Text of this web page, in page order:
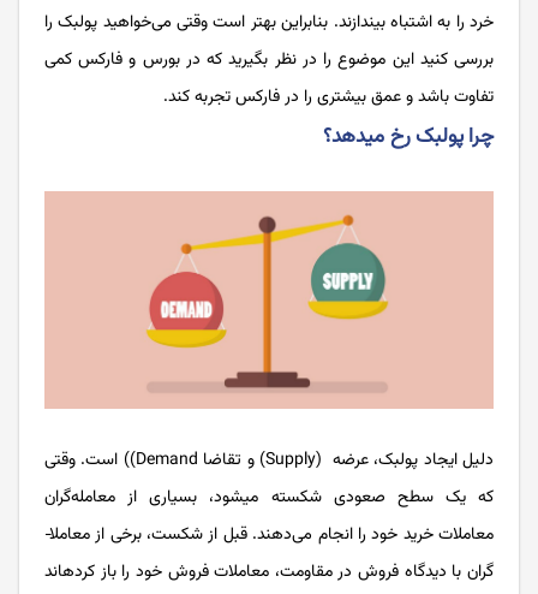
خرد را به اشتباه بیندازند. بنابراین بهتر است وقتی می‌خواهید پولبک را
بررسی کنید این موضوع را در نظر بگیرید که در بورس و فارکس کمی
تفاوت باشد و عمق بیشتری را در فارکس تجربه کند.
چرا پولبک رخ می­دهد؟
دلیل ایجاد پولبک، عرضه (Supply) و تقاضا Demand)) است. وقتی
که یک سطح صعودی شکسته می­شود، بسیاری از معامله‌گران
معاملات خرید خود را انجام می­­‌دهند. قبل از شکست، برخی از معاملا­
گران با دیدگاه فروش در مقاومت، معاملات فروش خود را باز کرده­اند